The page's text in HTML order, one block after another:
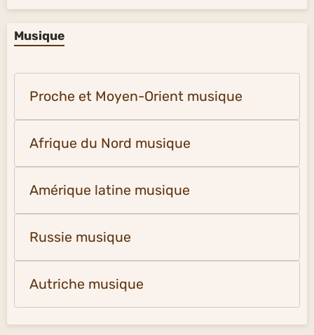
Musique
Proche et Moyen-Orient musique
Afrique du Nord musique
Amérique latine musique
Russie musique
Autriche musique